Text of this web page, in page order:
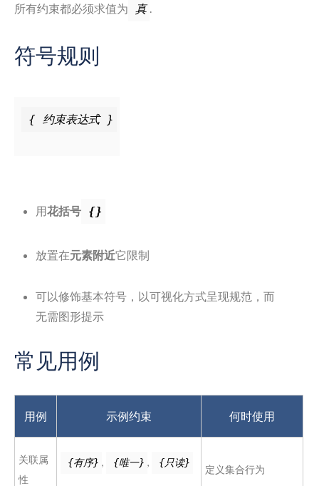
所有约束都必须求值为 真 .
符号规则
用花括号 {}
放置在元素附近它限制
可以修饰基本符号，以可视化方式呈现规范，而
无需图形提示
常见用例
用例 示例约束 何时使用
关联属
性
{有序} , {唯一} , {只读}
定义集合行为